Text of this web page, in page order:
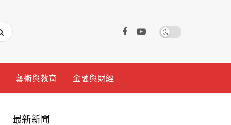
藝術與教育 金融與財經
最新新聞